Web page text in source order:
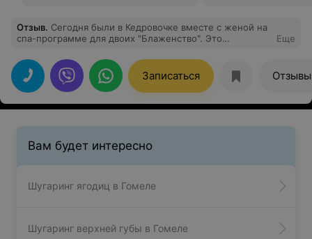
Отзыв. Сегодня были в Кедровочке вместе с женой на
спа-программе для двоих "Блаженство". Это
за ваши золотые ручки, сервис и атмосферу! Приятным
бонусом был вкусный фито-чай и конфеты!
Кедровочка- прекрасное место для релакса!
Рекомендую!
Еще
Записаться Отзывы
Вам будет интересно
Шугаринг ягодиц в Гомеле
Шугаринг верхней губы в Гомеле